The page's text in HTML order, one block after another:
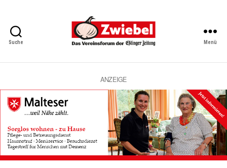
Suche
Vereinsforum
Eßlinger
Zeitung
Menü
ANZEIGE